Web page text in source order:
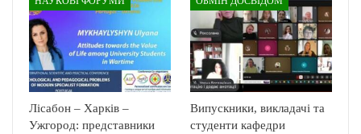
Лісабон – Харків –
Ужгород: представники
Випускники, викладачі та
студенти кафедри